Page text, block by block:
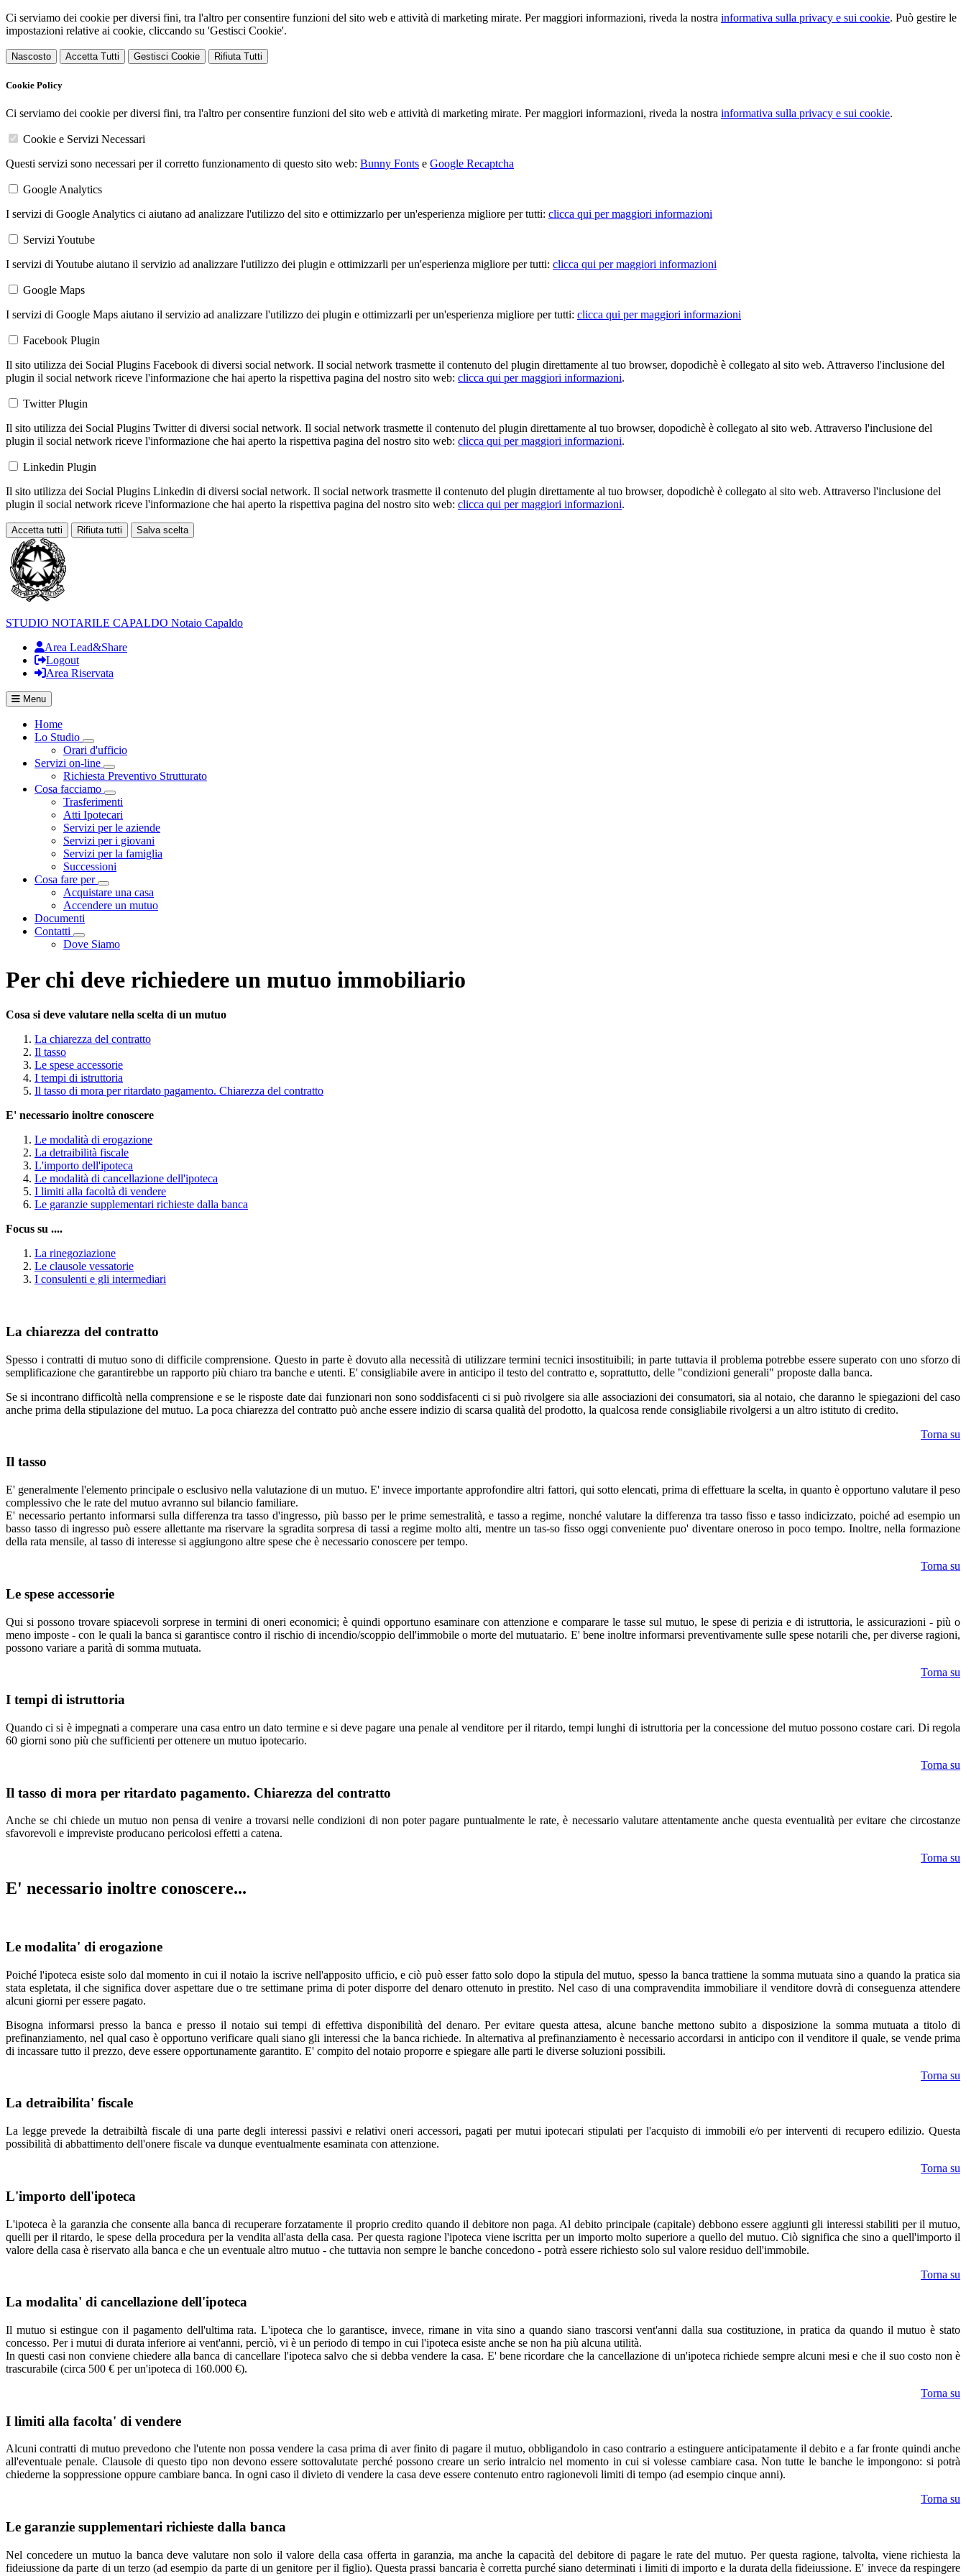
Ci serviamo dei cookie per diversi fini, tra l'altro per consentire funzioni del sito web e attività di marketing mirate. Per maggiori informazioni, riveda la nostra informativa sulla privacy e sui cookie. Può gestire le
impostazioni relative ai cookie, cliccando su 'Gestisci Cookie'.
Nascosto Accetta Tutti Gestisci Cookie Rifiuta Tutti
Cookie Policy
Ci serviamo dei cookie per diversi fini, tra l'altro per consentire funzioni del sito web e attività di marketing mirate. Per maggiori informazioni, riveda la nostra informativa sulla privacy e sui cookie.
Cookie e Servizi Necessari
Questi servizi sono necessari per il corretto funzionamento di questo sito web: Bunny Fonts e Google Recaptcha
Google Analytics
I servizi di Google Analytics ci aiutano ad analizzare l'utilizzo del sito e ottimizzarlo per un'esperienza migliore per tutti: clicca qui per maggiori informazioni
Servizi Youtube
I servizi di Youtube aiutano il servizio ad analizzare l'utilizzo dei plugin e ottimizzarli per un'esperienza migliore per tutti: clicca qui per maggiori informazioni
Google Maps
I servizi di Google Maps aiutano il servizio ad analizzare l'utilizzo dei plugin e ottimizzarli per un'esperienza migliore per tutti: clicca qui per maggiori informazioni
Facebook Plugin
Il sito utilizza dei Social Plugins Facebook di diversi social network. Il social network trasmette il contenuto del plugin direttamente al tuo browser, dopodichè è collegato al sito web. Attraverso l'inclusione del
plugin il social network riceve l'informazione che hai aperto la rispettiva pagina del nostro sito web: clicca qui per maggiori informazioni.
Twitter Plugin
Il sito utilizza dei Social Plugins Twitter di diversi social network. Il social network trasmette il contenuto del plugin direttamente al tuo browser, dopodichè è collegato al sito web. Attraverso l'inclusione del
plugin il social network riceve l'informazione che hai aperto la rispettiva pagina del nostro sito web: clicca qui per maggiori informazioni.
Linkedin Plugin
Il sito utilizza dei Social Plugins Linkedin di diversi social network. Il social network trasmette il contenuto del plugin direttamente al tuo browser, dopodichè è collegato al sito web. Attraverso l'inclusione del
plugin il social network riceve l'informazione che hai aperto la rispettiva pagina del nostro sito web: clicca qui per maggiori informazioni.
Accetta tutti Rifiuta tutti Salva scelta
Loading...
STUDIO NOTARILE CAPALDO Notaio Capaldo
Area Lead&Share
Logout
Area Riservata
Menu
Home
Lo Studio
Visualizza menù di secondo livello
Orari d'ufficio
Servizi on-line
Visualizza menù di secondo livello
Richiesta Preventivo Strutturato
Cosa facciamo
Visualizza menù di secondo livello
Trasferimenti
Atti Ipotecari
Servizi per le aziende
Servizi per i giovani
Servizi per la famiglia
Successioni
Cosa fare per
Visualizza menù di secondo livello
Acquistare una casa
Accendere un mutuo
Documenti
Contatti
Visualizza menù di secondo livello
Dove Siamo
Per chi deve richiedere un mutuo immobiliario
Cosa si deve valutare nella scelta di un mutuo
La chiarezza del contratto
Il tasso
Le spese accessorie
I tempi di istruttoria
Il tasso di mora per ritardato pagamento. Chiarezza del contratto
E' necessario inoltre conoscere
Le modalità di erogazione
La detraibilità fiscale
L'importo dell'ipoteca
Le modalità di cancellazione dell'ipoteca
I limiti alla facoltà di vendere
Le garanzie supplementari richieste dalla banca
Focus su ....
La rinegoziazione
Le clausole vessatorie
I consulenti e gli intermediari
La chiarezza del contratto
Spesso i contratti di mutuo sono di difficile comprensione. Questo in parte è dovuto alla necessità di utilizzare termini tecnici insostituibili; in parte tuttavia il problema potrebbe essere superato con uno sforzo di
semplificazione che garantirebbe un rapporto più chiaro tra banche e utenti. E' consigliabile avere in anticipo il testo del contratto e, soprattutto, delle "condizioni generali" proposte dalla banca.
Se si incontrano difficoltà nella comprensione e se le risposte date dai funzionari non sono soddisfacenti ci si può rivolgere sia alle associazioni dei consumatori, sia al notaio, che daranno le spiegazioni del caso
anche prima della stipulazione del mutuo. La poca chiarezza del contratto può anche essere indizio di scarsa qualità del prodotto, la qualcosa rende consigliabile rivolgersi a un altro istituto di credito.
Torna su
Il tasso
E' generalmente l'elemento principale o esclusivo nella valutazione di un mutuo. E' invece importante approfondire altri fattori, qui sotto elencati, prima di effettuare la scelta, in quanto è opportuno valutare il peso
complessivo che le rate del mutuo avranno sul bilancio familiare.
E' necessario pertanto informarsi sulla differenza tra tasso d'ingresso, più basso per le prime semestralità, e tasso a regime, nonché valutare la differenza tra tasso fisso e tasso indicizzato, poiché ad esempio un
basso tasso di ingresso può essere allettante ma riservare la sgradita sorpresa di tassi a regime molto alti, mentre un tas-so fisso oggi conveniente puo' diventare oneroso in poco tempo. Inoltre, nella formazione
della rata mensile, al tasso di interesse si aggiungono altre spese che è necessario conoscere per tempo.
Torna su
Le spese accessorie
Qui si possono trovare spiacevoli sorprese in termini di oneri economici; è quindi opportuno esaminare con attenzione e comparare le tasse sul mutuo, le spese di perizia e di istruttoria, le assicurazioni - più o
meno imposte - con le quali la banca si garantisce contro il rischio di incendio/scoppio dell'immobile o morte del mutuatario. E' bene inoltre informarsi preventivamente sulle spese notarili che, per diverse ragioni,
possono variare a parità di somma mutuata.
Torna su
I tempi di istruttoria
Quando ci si è impegnati a comperare una casa entro un dato termine e si deve pagare una penale al venditore per il ritardo, tempi lunghi di istruttoria per la concessione del mutuo possono costare cari. Di regola
60 giorni sono più che sufficienti per ottenere un mutuo ipotecario.
Torna su
Il tasso di mora per ritardato pagamento. Chiarezza del contratto
Anche se chi chiede un mutuo non pensa di venire a trovarsi nelle condizioni di non poter pagare puntualmente le rate, è necessario valutare attentamente anche questa eventualità per evitare che circostanze
sfavorevoli e impreviste producano pericolosi effetti a catena.
Torna su
E' necessario inoltre conoscere...
Le modalita' di erogazione
Poiché l'ipoteca esiste solo dal momento in cui il notaio la iscrive nell'apposito ufficio, e ciò può esser fatto solo dopo la stipula del mutuo, spesso la banca trattiene la somma mutuata sino a quando la pratica sia
stata espletata, il che significa dover aspettare due o tre settimane prima di poter disporre del denaro ottenuto in prestito. Nel caso di una compravendita immobiliare il venditore dovrà di conseguenza attendere
alcuni giorni per essere pagato.
Bisogna informarsi presso la banca e presso il notaio sui tempi di effettiva disponibilità del denaro. Per evitare questa attesa, alcune banche mettono subito a disposizione la somma mutuata a titolo di
prefinanziamento, nel qual caso è opportuno verificare quali siano gli interessi che la banca richiede. In alternativa al prefinanziamento è necessario accordarsi in anticipo con il venditore il quale, se vende prima
di incassare tutto il prezzo, deve essere opportunamente garantito. E' compito del notaio proporre e spiegare alle parti le diverse soluzioni possibili.
Torna su
La detraibilita' fiscale
La legge prevede la detraibiltà fiscale di una parte degli interessi passivi e relativi oneri accessori, pagati per mutui ipotecari stipulati per l'acquisto di immobili e/o per interventi di recupero edilizio. Questa
possibilità di abbattimento dell'onere fiscale va dunque eventualmente esaminata con attenzione.
Torna su
L'importo dell'ipoteca
L'ipoteca è la garanzia che consente alla banca di recuperare forzatamente il proprio credito quando il debitore non paga. Al debito principale (capitale) debbono essere aggiunti gli interessi stabiliti per il mutuo,
quelli per il ritardo, le spese della procedura per la vendita all'asta della casa. Per questa ragione l'ipoteca viene iscritta per un importo molto superiore a quello del mutuo. Ciò significa che sino a quell'importo il
valore della casa è riservato alla banca e che un eventuale altro mutuo - che tuttavia non sempre le banche concedono - potrà essere richiesto solo sul valore residuo dell'immobile.
Torna su
La modalita' di cancellazione dell'ipoteca
Il mutuo si estingue con il pagamento dell'ultima rata. L'ipoteca che lo garantisce, invece, rimane in vita sino a quando siano trascorsi vent'anni dalla sua costituzione, in pratica da quando il mutuo è stato
concesso. Per i mutui di durata inferiore ai vent'anni, perciò, vi è un periodo di tempo in cui l'ipoteca esiste anche se non ha più alcuna utilità.
In questi casi non conviene chiedere alla banca di cancellare l'ipoteca salvo che si debba vendere la casa. E' bene ricordare che la cancellazione di un'ipoteca richiede sempre alcuni mesi e che il suo costo non è
trascurabile (circa 500 € per un'ipoteca di 160.000 €).
Torna su
I limiti alla facolta' di vendere
Alcuni contratti di mutuo prevedono che l'utente non possa vendere la casa prima di aver finito di pagare il mutuo, obbligandolo in caso contrario a estinguere anticipatamente il debito e a far fronte quindi anche
all'eventuale penale. Clausole di questo tipo non devono essere sottovalutate perché possono creare un serio intralcio nel momento in cui si volesse cambiare casa. Non tutte le banche le impongono: si potrà
chiederne la soppressione oppure cambiare banca. In ogni caso il divieto di vendere la casa deve essere contenuto entro ragionevoli limiti di tempo (ad esempio cinque anni).
Torna su
Le garanzie supplementari richieste dalla banca
Nel concedere un mutuo la banca deve valutare non solo il valore della casa offerta in garanzia, ma anche la capacità del debitore di pagare le rate del mutuo. Per questa ragione, talvolta, viene richiesta la
fideiussione da parte di un terzo (ad esempio da parte di un genitore per il figlio). Questa prassi bancaria è corretta purché siano determinati i limiti di importo e la durata della fideiussione. E' invece da respingere